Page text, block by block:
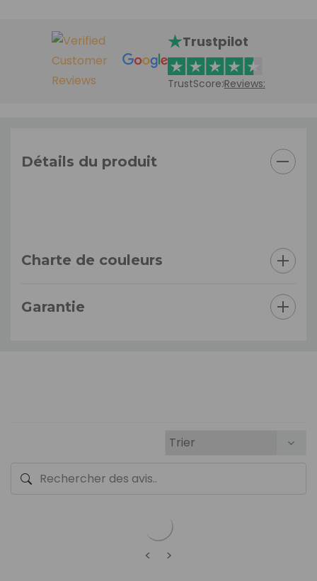
Trustpilot
TrustScore:Reviews:
Détails du produit
Charte de couleurs
Garantie
< >